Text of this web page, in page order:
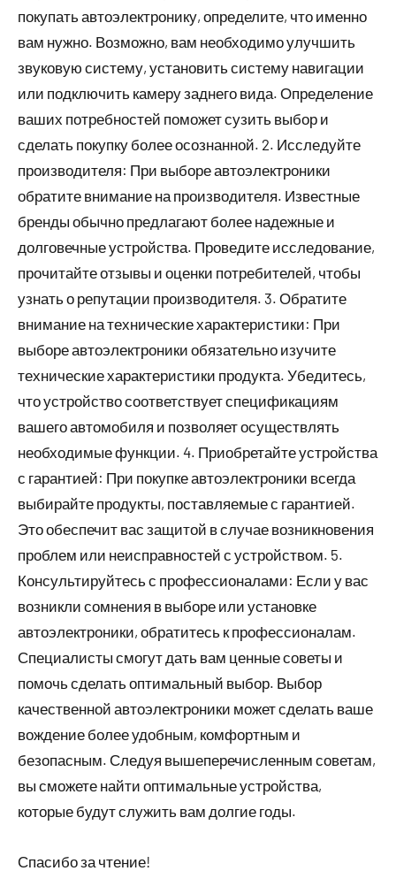
покупать автоэлектронику, определите, что именно
вам нужно. Возможно, вам необходимо улучшить
звуковую систему, установить систему навигации
или подключить камеру заднего вида. Определение
ваших потребностей поможет сузить выбор и
сделать покупку более осознанной. 2. Исследуйте
производителя: При выборе автоэлектроники
обратите внимание на производителя. Известные
бренды обычно предлагают более надежные и
долговечные устройства. Проведите исследование,
прочитайте отзывы и оценки потребителей, чтобы
узнать о репутации производителя. 3. Обратите
внимание на технические характеристики: При
выборе автоэлектроники обязательно изучите
технические характеристики продукта. Убедитесь,
что устройство соответствует спецификациям
вашего автомобиля и позволяет осуществлять
необходимые функции. 4. Приобретайте устройства
с гарантией: При покупке автоэлектроники всегда
выбирайте продукты, поставляемые с гарантией.
Это обеспечит вас защитой в случае возникновения
проблем или неисправностей с устройством. 5.
Консультируйтесь с профессионалами: Если у вас
возникли сомнения в выборе или установке
автоэлектроники, обратитесь к профессионалам.
Специалисты смогут дать вам ценные советы и
помочь сделать оптимальный выбор. Выбор
качественной автоэлектроники может сделать ваше
вождение более удобным, комфортным и
безопасным. Следуя вышеперечисленным советам,
вы сможете найти оптимальные устройства,
которые будут служить вам долгие годы.
Спасибо за чтение!